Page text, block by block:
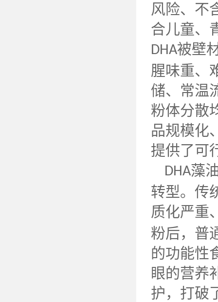
风险、不
合儿童、
DHA被壁
腥味重、
储、常温
粉体分散
品规模化
提供了可
DHA藻
转型。传
质化严重
粉后，普
的功能性
眼的营养
护，打破